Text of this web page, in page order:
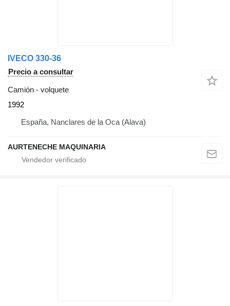
IVECO 330-36
Precio a consultar
Camión - volquete
1992
España, Nanclares de la Oca (Alava)
AURTENECHE MAQUINARIA